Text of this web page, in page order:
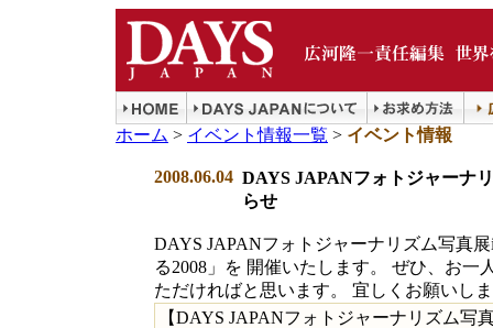
ホーム > イベント情報一覧 > イベント情報
2008.06.04 DAYS JAPANフォトジャーナ
らせ
DAYS JAPANフォトジャーナリズム写真
る2008」を 開催いたします。 ぜひ、お一
ただければと思います。 宜しくお願いし
【DAYS JAPANフォトジャーナリズム写